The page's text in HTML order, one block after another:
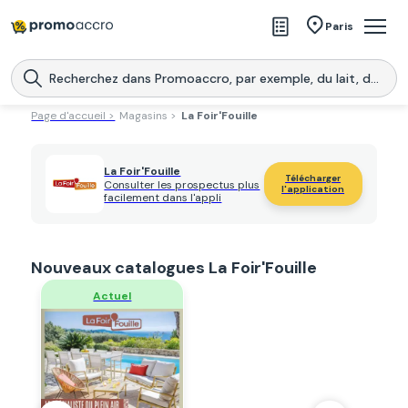
Paris
Magasins
Produits
l'application
Page d'accueil > Magasins > La Foir'Fouille
La Foir'Fouille
Consulter les prospectus plus
facilement dans l'appli
Télécharger
l'application
Nouveaux catalogues La Foir'Fouille
Regarder